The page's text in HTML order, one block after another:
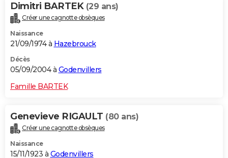
Dimitri BARTEK (29 ans)
Créer une cagnotte obsèques
Naissance
21/09/1974 à Hazebrouck
Décès
05/09/2004 à Godenvillers
Famille BARTEK
Genevieve RIGAULT (80 ans)
Créer une cagnotte obsèques
Naissance
15/11/1923 à Godenvillers